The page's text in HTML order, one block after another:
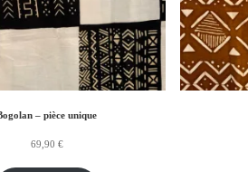
– pièce unique
69,90 €